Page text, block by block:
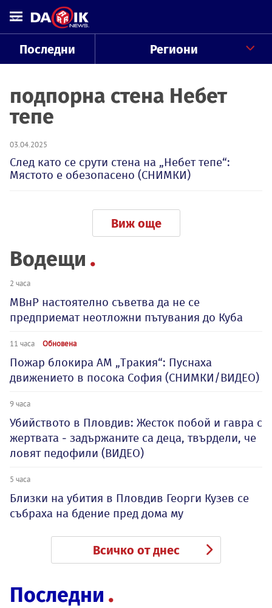
Последни Региони
подпорна стена Небет
тепе
03.04.2025
След като се срути стена на „Небет тепе“:
Мястото е обезопасено (СНИМКИ)
Виж още
Водещи
2 часа
МВнР настоятелно съветва да не се
предприемат неотложни пътувания до Куба
11 часа Обновена
Пожар блокира АМ „Тракия“: Пуснаха
движението в посока София (СНИМКИ/ВИДЕО)
9 часа
Убийството в Пловдив: Жесток побой и гавра с
жертвата - задържаните са деца, твърдели, че
ловят педофили (ВИДЕО)
5 часа
Близки на убития в Пловдив Георги Кузев се
събраха на бдение пред дома му
Всичко от днес
Последни